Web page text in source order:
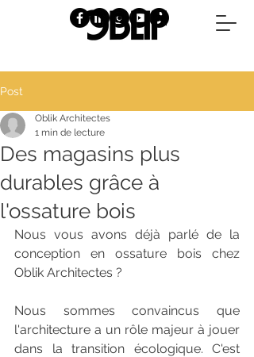
Post
Des magasins plus
durables grâce à
l'ossature bois
Oblik Architectes
1 min de lecture
Nous vous avons déjà parlé de la
conception en ossature bois chez
Oblik Architectes ?
Nous sommes convaincus que
l'architecture a un rôle majeur à jouer
dans la transition écologique. C'est